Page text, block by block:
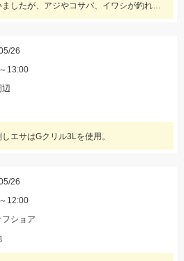
大雨後で水が濁っていましたが、アジやコサバ、イワシが釣れていました♪
26
13:00
辺
エサはGクリル3Lを使用。
26
12:00
ショア